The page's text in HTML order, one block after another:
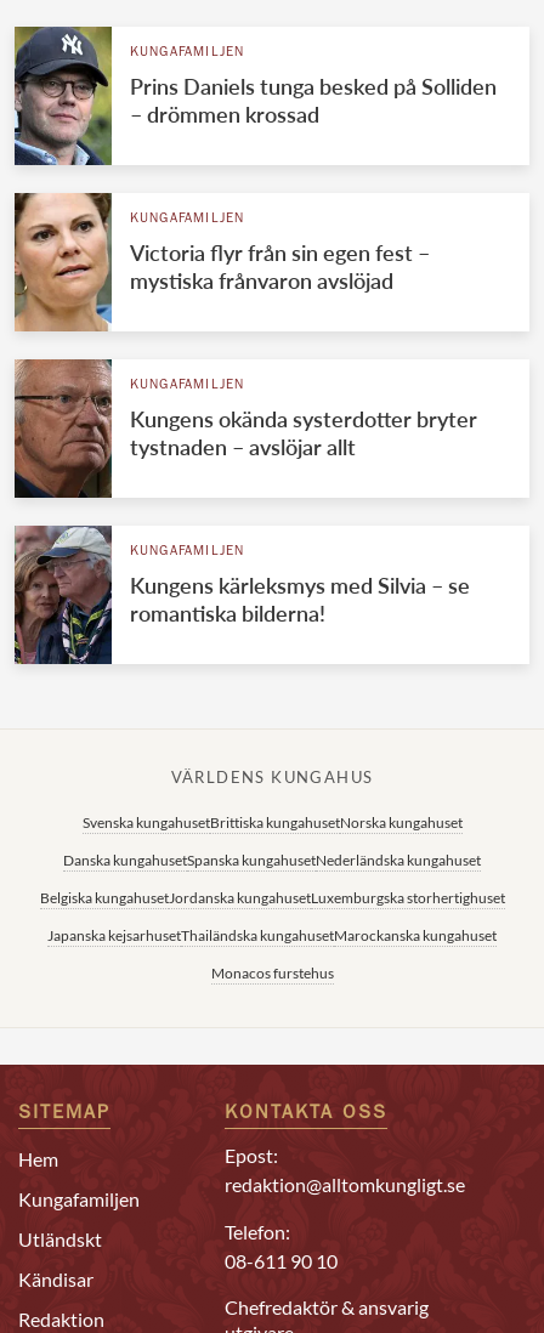
KUNGAFAMILJEN
Prins Daniels tunga besked på Solliden
– drömmen krossad
KUNGAFAMILJEN
Victoria flyr från sin egen fest –
mystiska frånvaron avslöjad
KUNGAFAMILJEN
Kungens okända systerdotter bryter
tystnaden – avslöjar allt
KUNGAFAMILJEN
Kungens kärleksmys med Silvia – se
romantiska bilderna!
VÄRLDENS KUNGAHUS
Svenska kungahusetBrittiska kungahusetNorska kungahuset
Danska kungahusetSpanska kungahusetNederländska kungahuset
Belgiska kungahusetJordanska kungahusetLuxemburgska storhertighuset
Japanska kejsarhusetThailändska kungahusetMarockanska kungahuset
Monacos furstehus
SITEMAP
Hem
Kungafamiljen
Utländskt
Kändisar
Redaktion
KONTAKTA OSS
Epost:
redaktion@alltomkungligt.se
Telefon:
08-611 90 10
Chefredaktör & ansvarig